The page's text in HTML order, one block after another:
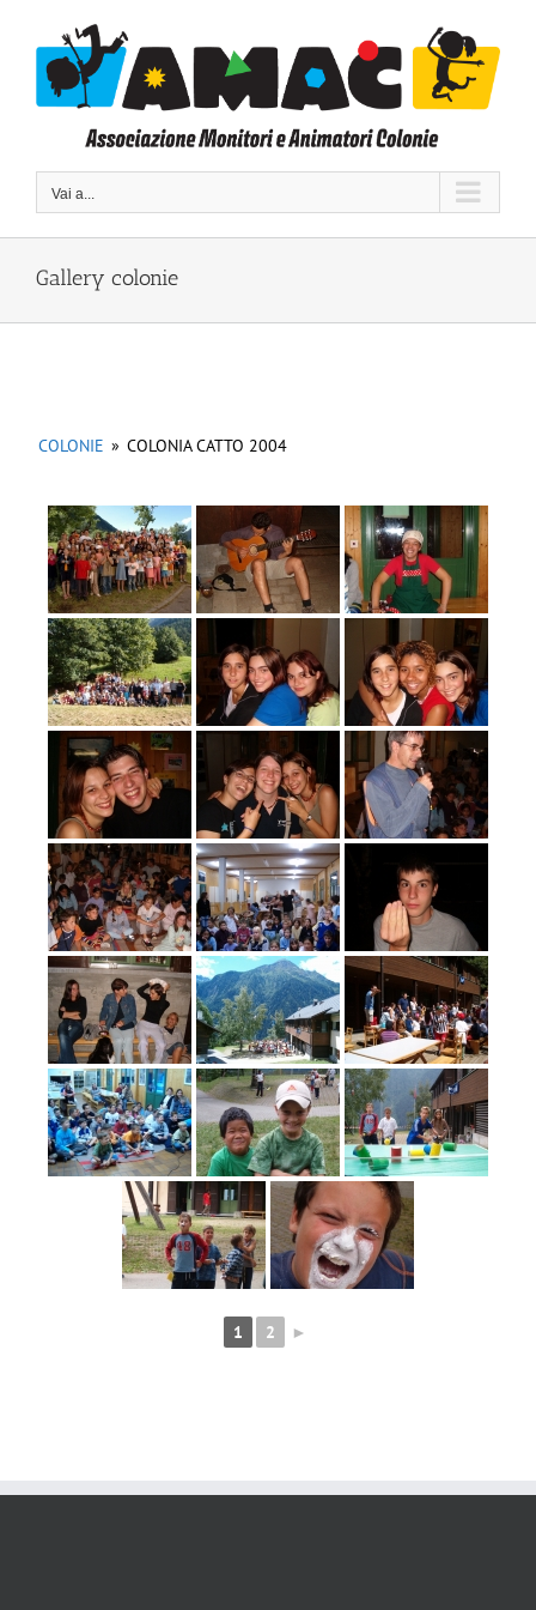
contenuto
Vai a...
Gallery colonie
COLONIE » COLONIA CATTO 2004
1 2 ►